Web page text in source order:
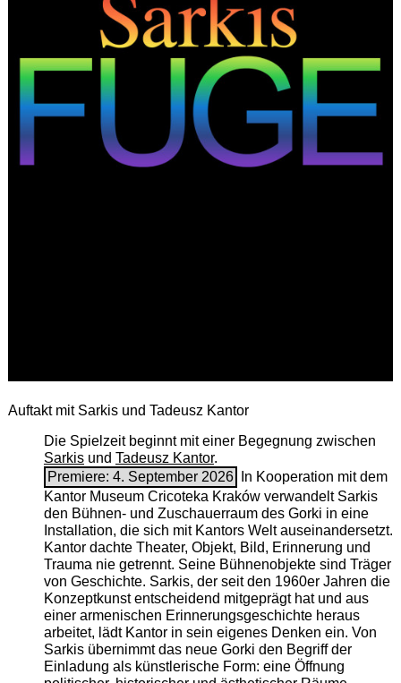
Auftakt mit Sarkis und Tadeusz Kantor
Die Spielzeit beginnt mit einer Begegnung zwischen
Sarkisund Tadeusz Kantor.
Premiere: 4. September 2026
In Kooperation mit dem
Kantor Museum Cricoteka Kraków verwandelt Sarkis
den Bühnen- und Zuschauerraum des Gorki in eine
Installation, die sich mit Kantors Welt auseinandersetzt.
Kantor dachte Theater, Objekt, Bild, Erinnerung und
Trauma nie getrennt. Seine Bühnenobjekte sind Träger
von Geschichte. Sarkis, der seit den 1960er Jahren die
Konzeptkunst entscheidend mitgeprägt hat und aus
einer armenischen ­Erinnerungsgeschichte heraus
arbeitet, lädt Kantor in sein eigenes Denken ein. Von
Sarkis übernimmt das neue Gorki den Begriff der
Einladung als künstlerische Form: eine Öffnung